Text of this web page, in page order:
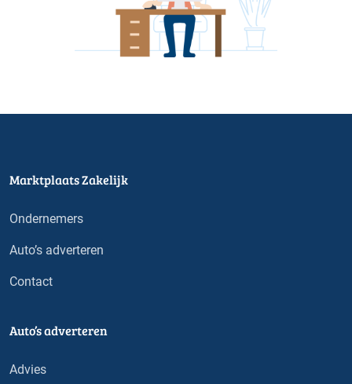
Marktplaats Zakelijk
Ondernemers
Auto’s adverteren
Contact
Auto’s adverteren
Advies